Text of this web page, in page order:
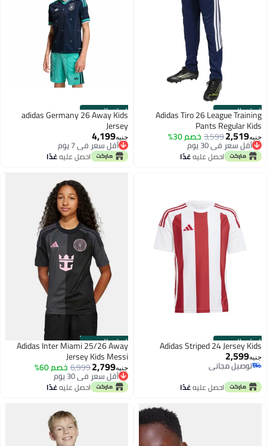
الستور الرسمي
Adidas Tiro 26 League Training
Pants Regular Kids
جنيه2,519
3,599خصم 30% أقل سعر في 30 يوم
توصيل مجاني
أقل سعر في 30 يوماحصل عليهغدًا
الستور الرسمي
adidas Germany 26 Away Kids
Jersey
جنيه4,199
أقل سعر في 7 يوم
توصيل مجاني
أقل سعر في 7 يوماحصل عليهغدًا
الستور الرسمي
Adidas Striped 24 Jersey Kids
جنيه2,599
توصيل مجاني
توصيل مجاني
احصل عليهغدًا
الستور الرسمي
Adidas Inter Miami 25/26 Away
Jersey Kids Messi
جنيه2,799
6,999خصم 60% أقل سعر في 30 يوم
توصيل مجاني
أقل سعر في 30 يوماحصل عليهغدًا